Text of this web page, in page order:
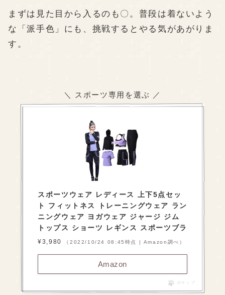
まずは見た目から入るのも〇。普段は着ないよう
な「派手色」にも、挑戦するとやる気があがりま
す。
＼ スポーツ専用を選ぶ ／
スポーツウェア レディース 上下5点セッ
ト フィットネス トレーニングウェア ラン
ニングウェア ヨガウェア ジャージ ジム
トップス ショーツ レギンス スポーツブラ
¥3,980 （2022/10/24 08:45時点 | Amazon調べ）
Amazon
ポチップ